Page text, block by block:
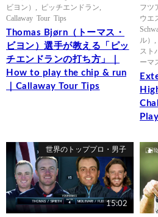
ビヨン）
ピッチエンドラン
Callaway Tour Tips
Thomas Bjørn（トーマス・
ビヨン）選手が教える「ピッ
チエンドランの打ち方」｜
How to play the chip & run
｜Callaway Tour Tips
フツ
ウエ
ル）
スト
ーマ
世界のトッププロ・男子
15:02